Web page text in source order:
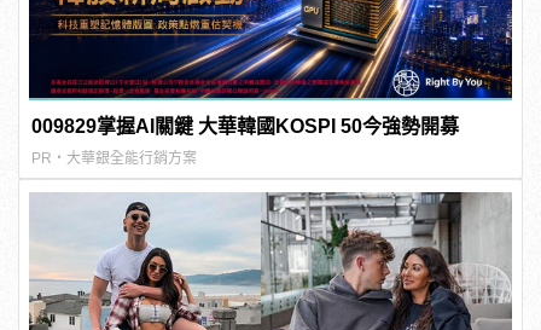
009829掌握AI關鍵 大華韓國KOSPI 50今強勢開募
PR・大華銀全能行銷方案